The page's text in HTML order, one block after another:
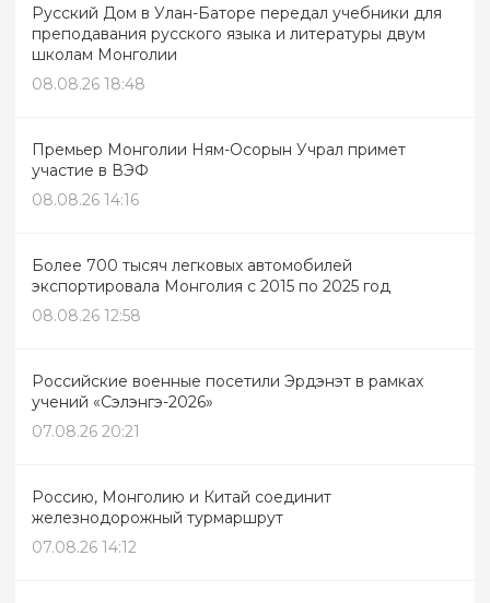
Русский Дом в Улан-Баторе передал учебники для
преподавания русского языка и литературы двум
школам Монголии
08.08.26 18:48
Премьер Монголии Ням-Осорын Учрал примет
участие в ВЭФ
08.08.26 14:16
Более 700 тысяч легковых автомобилей
экспортировала Монголия с 2015 по 2025 год
08.08.26 12:58
Российские военные посетили Эрдэнэт в рамках
учений «Сэлэнгэ-2026»
07.08.26 20:21
Россию, Монголию и Китай соединит
железнодорожный турмаршрут
07.08.26 14:12